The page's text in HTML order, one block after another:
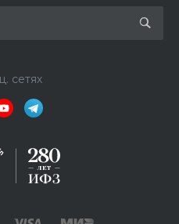
сетях